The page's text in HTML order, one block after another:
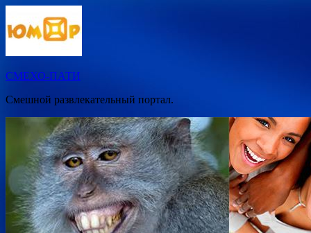
к
содержимому
СМЕХО-ПАТИ
Смешной развлекательный портал.